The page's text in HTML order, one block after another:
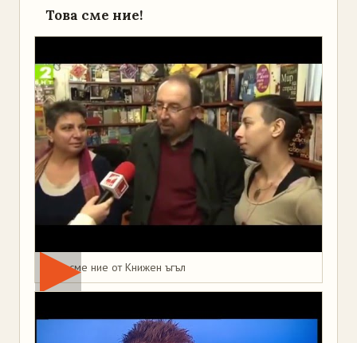
Това сме ние!
Това сме ние от Книжен ъгъл